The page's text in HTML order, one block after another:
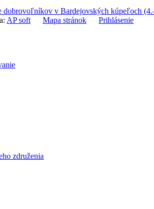
dobrovoľníkov v Bardejovských kúpeľoch
AP soft Mapa stránok Prihlásenie
združenia